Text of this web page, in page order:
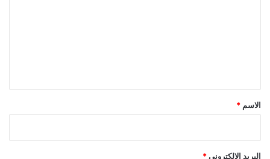
*
الاسم *
البريد الإلكتروني*